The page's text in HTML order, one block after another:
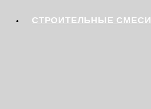
СТРОИТЕЛЬНЫЕ СМЕСИ